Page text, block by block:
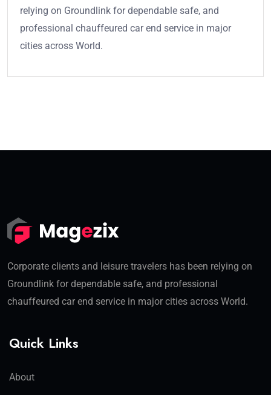
relying on Groundlink for dependable safe, and
professional chauffeured car end service in major
cities across World.
Corporate clients and leisure travelers has been relying on
Groundlink for dependable safe, and professional
chauffeured car end service in major cities across World.
Quick Links
About